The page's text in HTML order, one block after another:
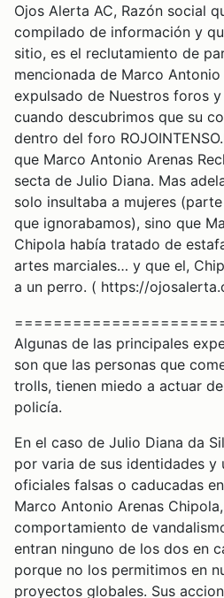
Ojos Alerta AC, Razón social
compilado de información y
sitio, es el reclutamiento de
mencionada de Marco Antonio
expulsado de Nuestros foros
cuando descubrimos que su
dentro del foro
que Marco Antonio Arenas
secta de Julio Diana. Mas
solo insultaba a mujeres
que ignorabamos), sino que
Chipola había tratado de
artes marciales… y que el,
a un perro. ( https://
Algunas de las principales
son que las personas que
trolls, tienen miedo a actuar
policía.
En el caso de Julio Diana da
por varia de sus identidades y
oficiales falsas o caducadas
Marco Antonio Arenas
comportamiento de
entran ninguno de los dos en
porque no los permitimos en
proyectos globales. Sus